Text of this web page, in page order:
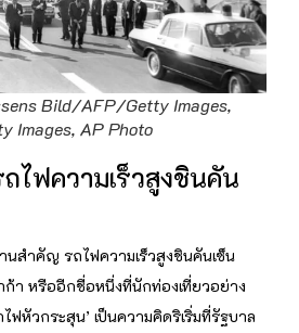
Bild/AFP/Getty Images,
Images, AP Photo
ไฟความเร็วสูงชินคัน
นสำคัญ รถไฟความเร็วสูงชินคันเซ็น
ก้า หรืออีกชื่อหนึ่งที่นักท่องเที่ยวอย่าง
ฟหัวกระสุน’ เป็นความคิดริเริ่มที่รัฐบาล